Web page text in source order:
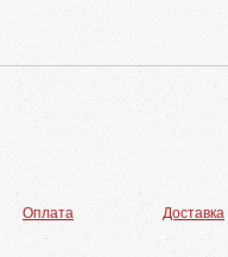
Оплата Доставка